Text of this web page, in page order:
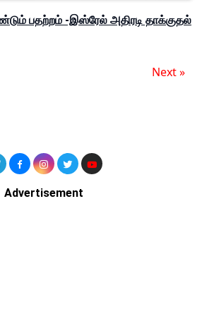
பதற்றம் -இஸ்ரேல் அதிரடி தாக்குதல்
Next »
Advertisement